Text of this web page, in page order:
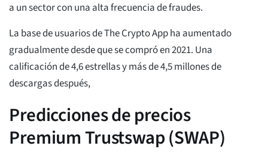
a un sector con una alta frecuencia de fraudes.
La base de usuarios de The Crypto App ha aumentado
gradualmente desde que se compró en 2021. Una
calificación de 4,6 estrellas y más de 4,5 millones de
descargas después,
Predicciones de precios
Premium Trustswap (SWAP)